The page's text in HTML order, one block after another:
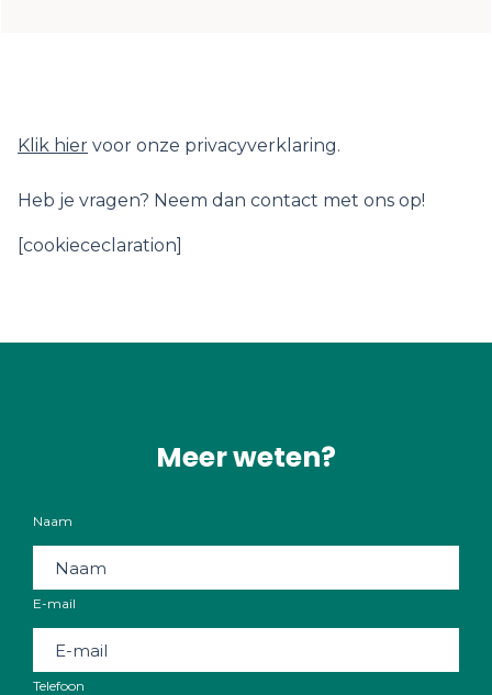
Klik hier voor onze privacyverklaring.
Heb je vragen? Neem dan contact met ons op!
[cookiececlaration]
Meer weten?
Naam
E-mail
Telefoon